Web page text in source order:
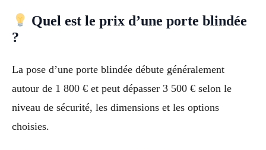
Quel est le prix d’une porte blindée
?
La pose d’une porte blindée débute généralement
autour de 1 800 € et peut dépasser 3 500 € selon le
niveau de sécurité, les dimensions et les options
choisies.